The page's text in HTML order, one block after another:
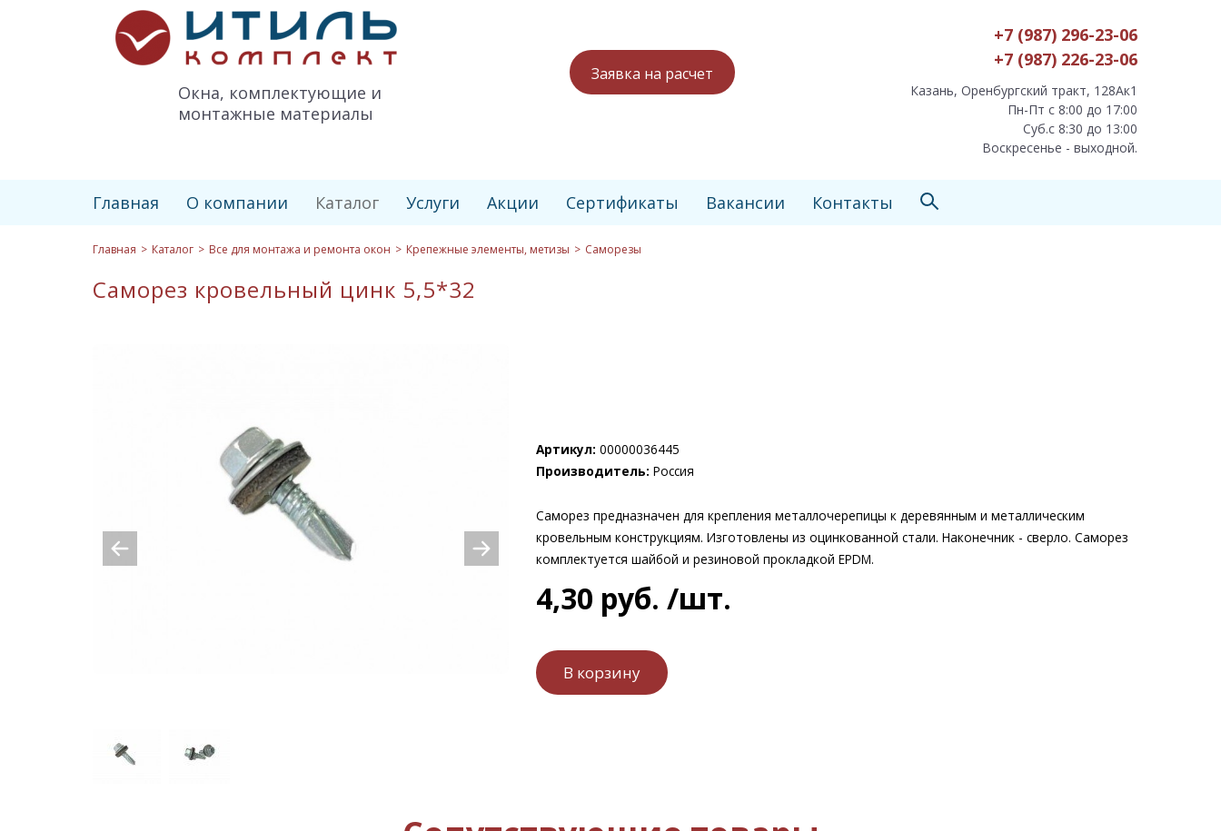
Итиль-
Комплект
logo
Окна, комплектующие и
монтажные материалы
Заявка на расчет
+7 (987) 296-23-06
+7 (987) 226-23-06
Казань, Оренбургский тракт, 128Ак1
Пн-Пт с 8:00 до 17:00
Суб.с 8:30 до 13:00
Воскресенье - выходной.
Главная О компании Каталог Услуги Акции Сертификаты Вакансии Контакты
Главная Каталог Все для монтажа и ремонта окон Крепежные элементы, метизы Саморезы
Саморез кровельный цинк 5,5*32
Артикул: 00000036445
Производитель: Россия
Саморез предназначен для крепления металлочерепицы к деревянным и металлическим
кровельным конструкциям. Изготовлены из оцинкованной стали. Наконечник - сверло. Саморез
комплектуется шайбой и резиновой прокладкой EPDM.
4,30 руб. /шт.